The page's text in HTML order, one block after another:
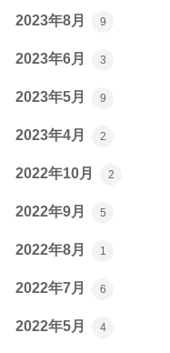
2023年8月 9
2023年6月 3
2023年5月 9
2023年4月 2
2022年10月 2
2022年9月 5
2022年8月 1
2022年7月 6
2022年5月 4